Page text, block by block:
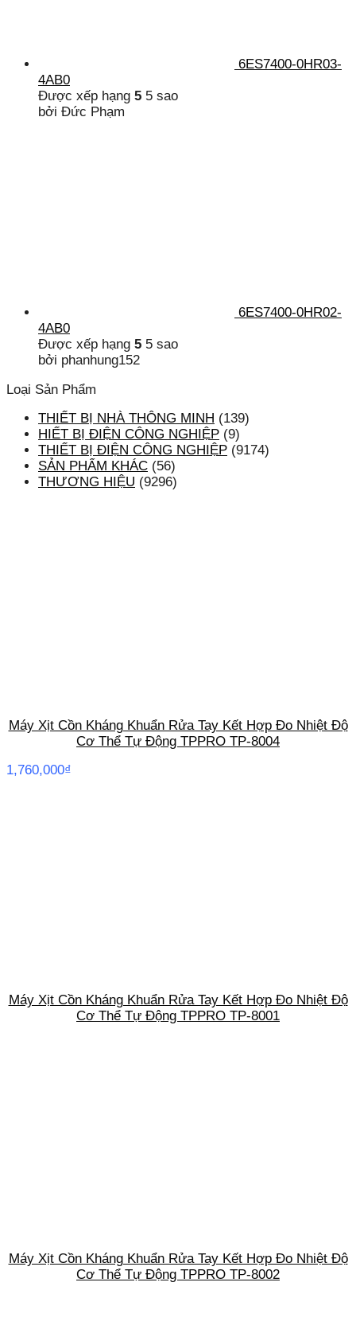
6ES7400-0HR03-
4AB0
Được xếp hạng 5 5 sao
bởi Đức Phạm
6ES7400-0HR02-
4AB0
Được xếp hạng 5 5 sao
bởi phanhung152
Loại Sản Phẩm
THIẾT BỊ NHÀ THÔNG MINH (139)
HIẾT BỊ ĐIỆN CÔNG NGHIỆP (9)
THIẾT BỊ ĐIỆN CÔNG NGHIỆP (9174)
SẢN PHẨM KHÁC (56)
THƯƠNG HIỆU (9296)
Máy Xịt Cồn Kháng Khuẩn Rửa Tay Kết Hợp Đo Nhiệt Độ
Cơ Thể Tự Động TPPRO TP-8004
1,760,000₫
Máy Xịt Cồn Kháng Khuẩn Rửa Tay Kết Hợp Đo Nhiệt Độ
Cơ Thể Tự Động TPPRO TP-8001
Máy Xịt Cồn Kháng Khuẩn Rửa Tay Kết Hợp Đo Nhiệt Độ
Cơ Thể Tự Động TPPRO TP-8002